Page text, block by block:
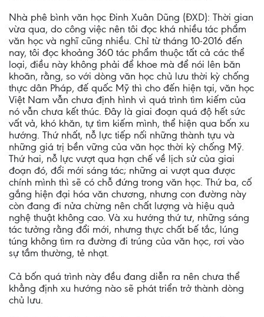
Nhà phê bình văn học Đinh Xuân Dũng (ĐXD): Thời gian
vừa qua, do công việc nên tôi đọc khá nhiều tác phẩm
văn học và nghĩ cũng nhiều. Chỉ từ tháng 10-2016 đến
nay, tôi đọc khoảng 360 tác phẩm thuộc tất cả các thể
loại, điều này không phải để khoe mà để nói lên băn
khoăn, rằng, so với dòng văn học chủ lưu thời kỳ chống
thực dân Pháp, đế quốc Mỹ thì cho đến hiện tại, văn học
Việt Nam vẫn chưa định hình vì quá trình tìm kiếm của
nó vẫn chưa kết thúc. Đây là giai đoạn quá độ hết sức
vất vả, khó khăn, tự tìm kiếm mình, thể hiện qua bốn xu
hướng. Thứ nhất, nỗ lực tiếp nối những thành tựu và
những giá trị bền vững của văn học thời kỳ chống Mỹ.
Thứ hai, nỗ lực vượt qua hạn chế về lịch sử của giai
đoạn đó, đổi mới sáng tác; những ai vượt qua được
chính mình thì sẽ có chỗ đứng trong văn học. Thứ ba, cố
gắng hiện đại hóa văn chương, nhưng con đường này
còn đang đi nửa chừng nên chất lượng và hiệu quả
nghệ thuật không cao. Và xu hướng thứ tư, những sáng
tác tưởng rằng đổi mới, nhưng thực chất bế tắc, lúng
túng không tìm ra đường đi trúng của văn học, rơi vào
sự tầm thường, tẻ nhạt.
Cả bốn quá trình này đều đang diễn ra nên chưa thể
khẳng định xu hướng nào sẽ phát triển trở thành dòng
chủ lưu.